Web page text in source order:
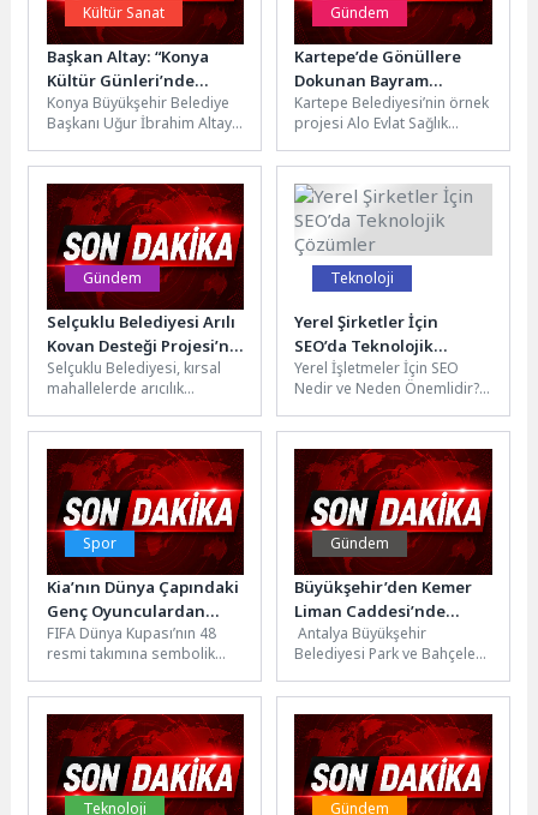
Kültür Sanat
Başkan Altay: “Konya
Kültür Günleri’nde
Şehrimizin Güzelliklerini
Hep Birlikte Yeniden
Hatırlamış Oluyoruz”
Konya Büyükşehir Belediye
Başkanı Uğur İbrahim Altay,
tarafından Kültürpark’ta ilk
kez düzenlenen Konya...
Gündem
Kartepe’de Gönüllere
Dokunan Bayram
Ziyareti
Kartepe Belediyesi’nin örnek
projesi Alo Evlat Sağlık
da ilçenin büyüklerini yalnız
bırakmadı....
Gündem
Selçuklu Belediyesi Arılı
Kovan Desteği Projesi’ni
4. Kez Düzenledi
Selçuklu Belediyesi, kırsal
mahallelerde arıcılık
ve sürdürülebilirliğinin
artırılması amacıyla
üreticilere desteğini
sürdürüyor. Belediye,...
Teknoloji
Yerel Şirketler İçin
SEO’da Teknolojik
Çözümler
Yerel İşletmeler İçin SEO
Nedir ve Neden Önemlidir?
(Arama Motoru
Optimizasyonu),...
Spor
Kia’nın Dünya Çapındaki
Genç Oyunculardan
Oluşturduğu “49. Takım”
FIFA Dünya Kupası
2026TM’da Sahaya
FIFA Dünya Kupası’nın 48
resmi takımına sembolik
yalnızca sportif bir temsil...
Gündem
Büyükşehir’den Kemer
Liman Caddesi’nde
bakım onarım çalışması
Antalya Büyükşehir
Belediyesi Park ve Bahçeler
Caddesi’nde kapsamlı
bakım ve yenileme
çalışması...
Teknoloji Gündem